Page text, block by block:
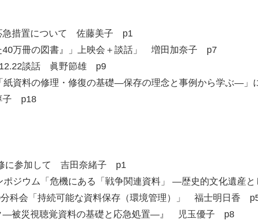
急措置について 佐藤美子 p1
40万冊の図書』」上映会＋談話」 増田加奈子 p7
談話 眞野節雄 p9
紙資料の修理・修復の基礎―保存の理念と事例から学ぶ―
子 p18
に参加して 吉田奈緒子 p1
ポジウム「危機にある「戦争関連資料」 ―歴史的文化遺
分科会「持続可能な資料保存（環境管理）」 福士明日香
―被災視聴覚資料の基礎と応急処置―』 児玉優子 p8